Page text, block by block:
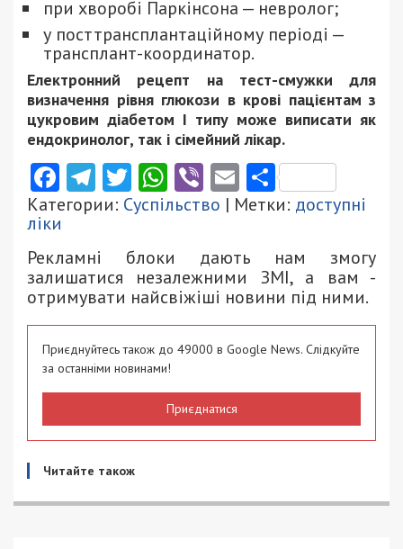
при хворобі Паркінсона — невролог;
у посттрансплантаційному періоді —
трансплант-координатор.
Електронний рецепт на тест-смужки для
визначення рівня глюкози в крові пацієнтам з
цукровим діабетом І типу може виписати як
ендокринолог, так і сімейний лікар.
Facebook
Telegram
Twitter
WhatsApp
ViberEmail
Категории: Суспільство | Метки: доступні
ліки
Рекламні блоки дають нам змогу
залишатися незалежними ЗМІ, а вам -
отримувати найсвіжіші новини під ними.
Приєднуйтесь також до 49000 в Google News. Слідкуйте
за останніми новинами!
Приєднатися
Читайте також